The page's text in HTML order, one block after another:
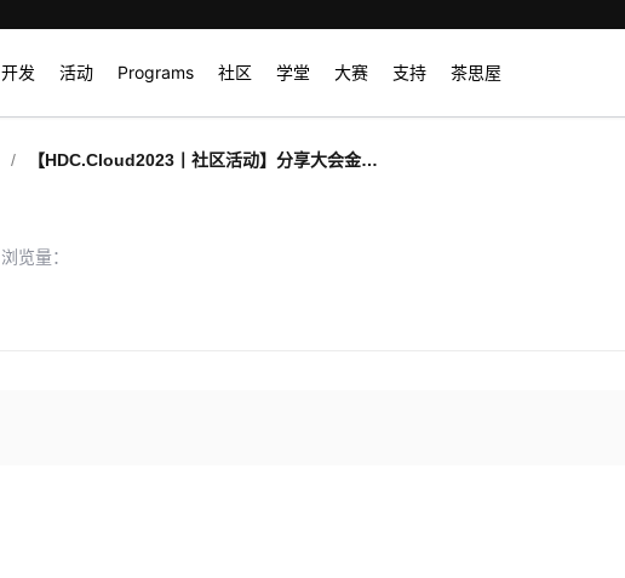
开发 活动 Programs 社区 学堂 大赛 支持 茶思屋
/
【HDC.Cloud2023丨社区活动】分享大会金
浏览量：